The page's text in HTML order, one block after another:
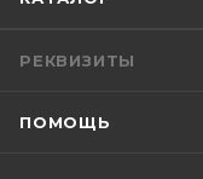
РЕКВИЗИТЫ
ПОМОЩЬ